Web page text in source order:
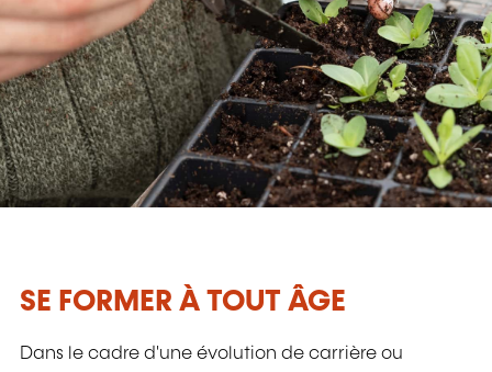
SE FORMER À TOUT ÂGE
Dans le cadre d'une évolution de carrière ou